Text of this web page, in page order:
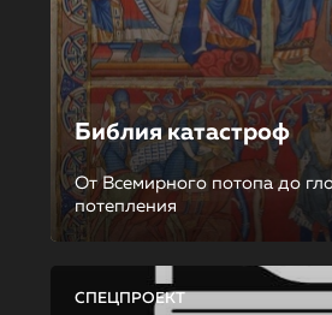
Библия катастроф
От Всемирного потопа до
потепления
СПЕЦПРОЕКТ